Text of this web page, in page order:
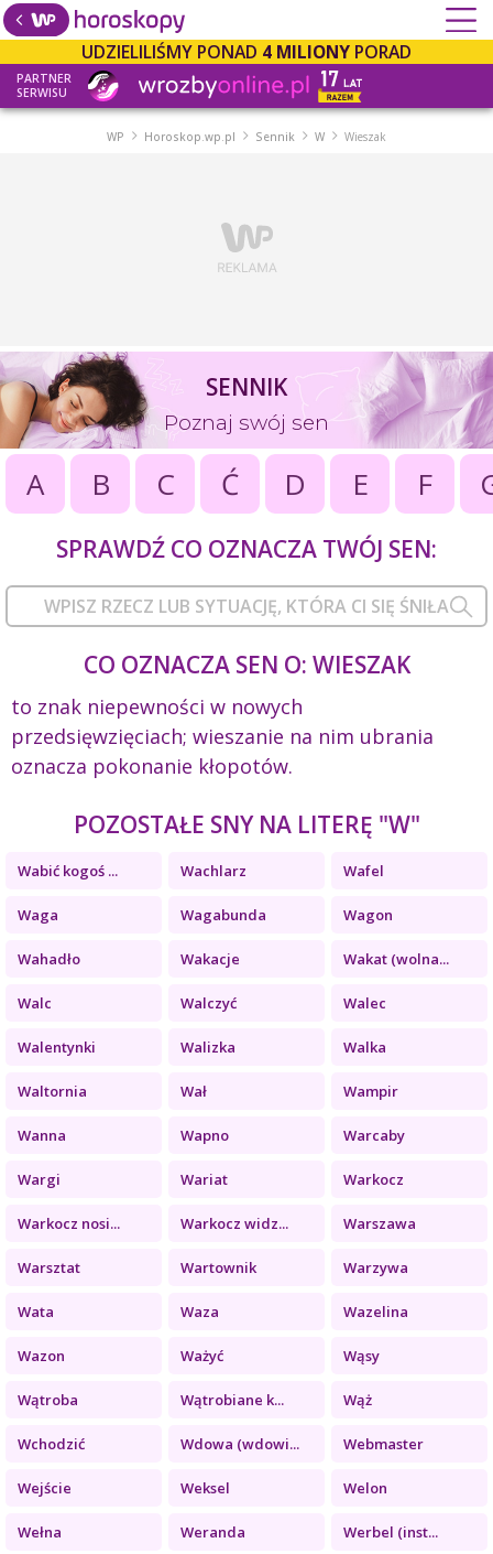
UDZIELILIŚMY PONAD 4 MILIONY PORAD
PARTNER
SERWISU
WP Horoskop.wp.pl Sennik W Wieszak
SENNIK
Poznaj swój sen
A B C Ć D E F
SPRAWDŹ CO OZNACZA TWÓJ SEN:
CO OZNACZA SEN O: WIESZAK
to znak niepewności w nowych
przedsięwzięciach; wieszanie na nim ubrania
oznacza pokonanie kłopotów.
POZOSTAŁE SNY NA LITERĘ "W"
Wabić kogoś ... Wachlarz Wafel
Waga Wagabunda Wagon
Wahadło Wakacje Wakat (wolna...
Walc Walczyć Walec
Walentynki Walizka Walka
Waltornia Wał Wampir
Wanna Wapno Warcaby
Wargi Wariat Warkocz
Warkocz nosi... Warkocz widz... Warszawa
Warsztat Wartownik Warzywa
Wata Waza Wazelina
Wazon Ważyć Wąsy
Wątroba Wątrobiane k... Wąż
Wchodzić Wdowa (wdowi... Webmaster
Wejście Weksel Welon
Wełna Weranda Werbel (inst...